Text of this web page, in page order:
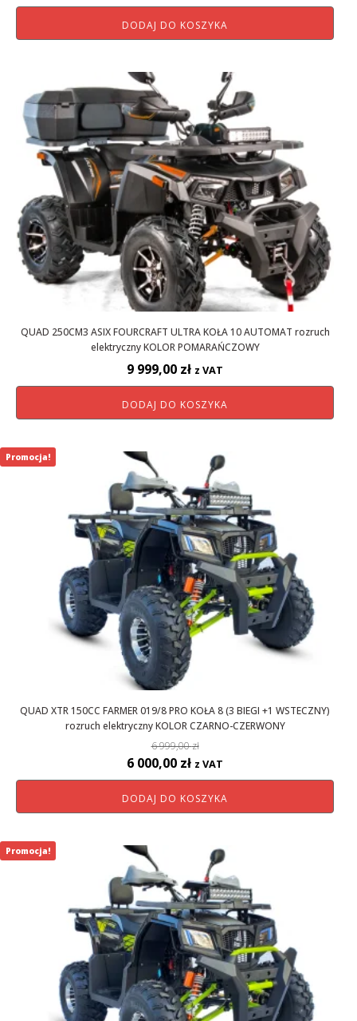
DODAJ DO KOSZYKA
QUAD 250CM3 ASIX FOURCRAFT ULTRA KOŁA 10 AUTOMAT rozruch
elektryczny KOLOR POMARAŃCZOWY
9 999,00 zł z VAT
DODAJ DO KOSZYKA
QUAD XTR 150CC FARMER 019/8 PRO KOŁA 8 (3 BIEGI +1 WSTECZNY)
rozruch elektryczny KOLOR CZARNO-CZERWONY
6 999,00zł
Pierwotna
cena
wynosiła:
999,00 zł.
6 000,00 złAktualna
cena
wynosi:
z VAT
DODAJ DO KOSZYKA
Promocja!
Promocja!